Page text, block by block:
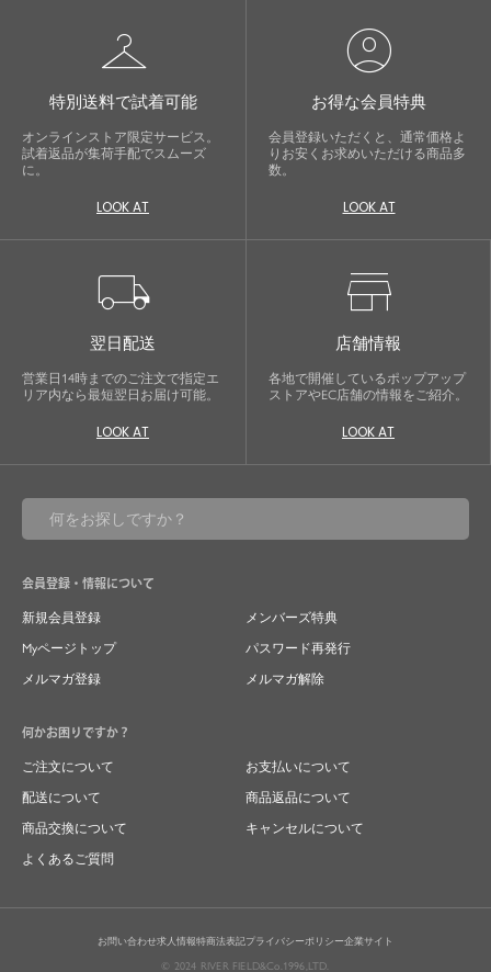
checkroom
特別送料で試着可能
オンラインストア限定サービス。
試着返品が集荷手配でスムーズ
に。
LOOK AT
account_circle
お得な会員特典
会員登録いただくと、通常価格よ
りお安くお求めいただける商品多
数。
LOOK AT
local_shipping
翌日配送
営業日14時までのご注文で指定エ
リア内なら最短翌日お届け可能。
LOOK AT
store
店舗情報
各地で開催しているポップアップ
ストアやEC店舗の情報をご紹介。
LOOK AT
会員登録・情報について
新規会員登録
メンバーズ特典
Myページトップ
パスワード再発行
メルマガ登録
メルマガ解除
何かお困りですか？
ご注文について
お支払いについて
配送について
商品返品について
商品交換について
キャンセルについて
よくあるご質問
お問い合わせ求人情報特商法表記プライバシーポリシー企業サイト
© 2024 RIVER FIELD&Co.1996,LTD.